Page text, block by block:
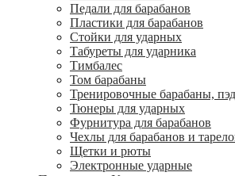
Педали для барабанов
Пластики для барабанов
Стойки для ударных
Табуреты для ударника
Тимбалес
Том барабаны
Тренировочные барабаны,
Тюнеры для ударных
Фурнитура для барабанов
Чехлы для барабанов и
Щетки и рюты
Электронные ударные